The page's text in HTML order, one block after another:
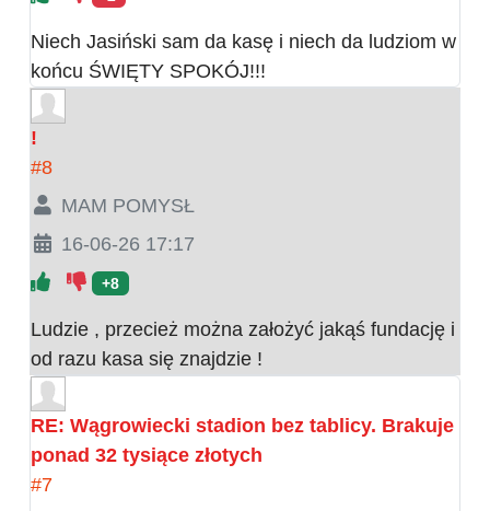
Niech Jasiński sam da kasę i niech da ludziom w
końcu ŚWIĘTY SPOKÓJ!!!
!
#8
MAM POMYSŁ
16-06-26 17:17
+8
Ludzie , przecież można założyć jakąś fundację i
od razu kasa się znajdzie !
RE: Wągrowiecki stadion bez tablicy. Brakuje
ponad 32 tysiące złotych
#7